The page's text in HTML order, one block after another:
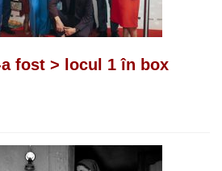
fost > locul 1 în box